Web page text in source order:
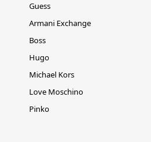
Guess
Armani Exchange
Boss
Hugo
Michael Kors
Love Moschino
Pinko